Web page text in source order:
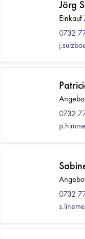
Jörg
0732
0732
0732